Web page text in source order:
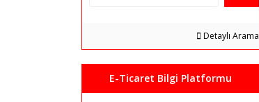
Detaylı Arama
E-Ticaret Bilgi Platformu